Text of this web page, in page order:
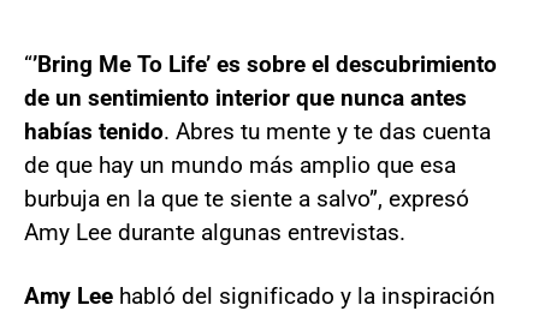
“’Bring Me To Life’ es sobre el descubrimiento
de un sentimiento interior que nunca antes
habías tenido. Abres tu mente y te das cuenta
de que hay un mundo más amplio que esa
burbuja en la que te siente a salvo”, expresó
Amy Lee durante algunas entrevistas.
Amy Lee habló del significado y la inspiración